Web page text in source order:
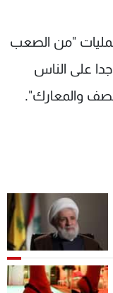
"من الصعب
على الناس
والمعارك".